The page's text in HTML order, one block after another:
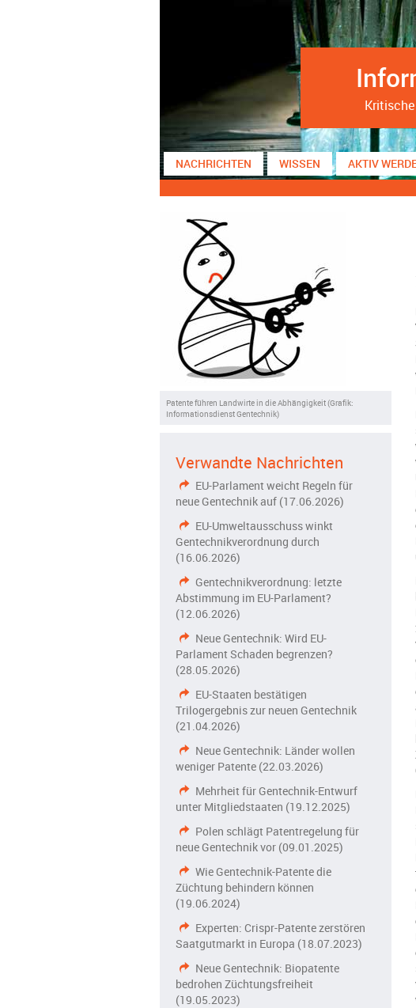
NACHRICHTEN WISSEN AKTIV
Patente führen Landwirte in die Abhängigkeit (Grafik:
Informationsdienst Gentechnik)
Verwandte Nachrichten
EU-Parlament weicht Regeln für
neue Gentechnik auf (17.06.2026)
EU-Umweltausschuss winkt
Gentechnikverordnung durch
(16.06.2026)
Gentechnikverordnung: letzte
Abstimmung im EU-Parlament?
(12.06.2026)
Neue Gentechnik: Wird EU-
Parlament Schaden begrenzen?
(28.05.2026)
EU-Staaten bestätigen
Trilogergebnis zur neuen Gentechnik
(21.04.2026)
Neue Gentechnik: Länder wollen
weniger Patente (22.03.2026)
Mehrheit für Gentechnik-Entwurf
unter Mitgliedstaaten (19.12.2025)
Polen schlägt Patentregelung für
neue Gentechnik vor (09.01.2025)
Wie Gentechnik-Patente die
Züchtung behindern können
(19.06.2024)
Experten: Crispr-Patente zerstören
Saatgutmarkt in Europa (18.07.2023)
Neue Gentechnik: Biopatente
bedrohen Züchtungsfreiheit
(19.05.2023)